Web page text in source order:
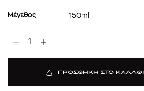
Μέγεθος 150ml
1
ΠΡΟΣΘΗΚΗ ΣΤΟ ΚΑΛΑΘΙ